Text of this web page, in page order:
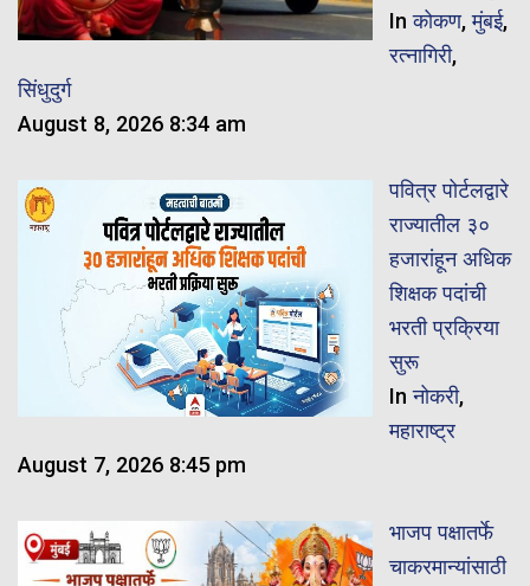
Inकोकण,मुंबई,
रत्नागिरी,
सिंधुदुर्ग
August 8, 2026 8:34 am
पवित्र पोर्टलद्वारे
राज्यातील ३०
हजारांहून अधिक
शिक्षक पदांची
भरती प्रक्रिया
सुरू
Inनोकरी,
महाराष्ट्र
August 7, 2026 8:45 pm
भाजप पक्षातर्फे
चाकरमान्यांसाठी